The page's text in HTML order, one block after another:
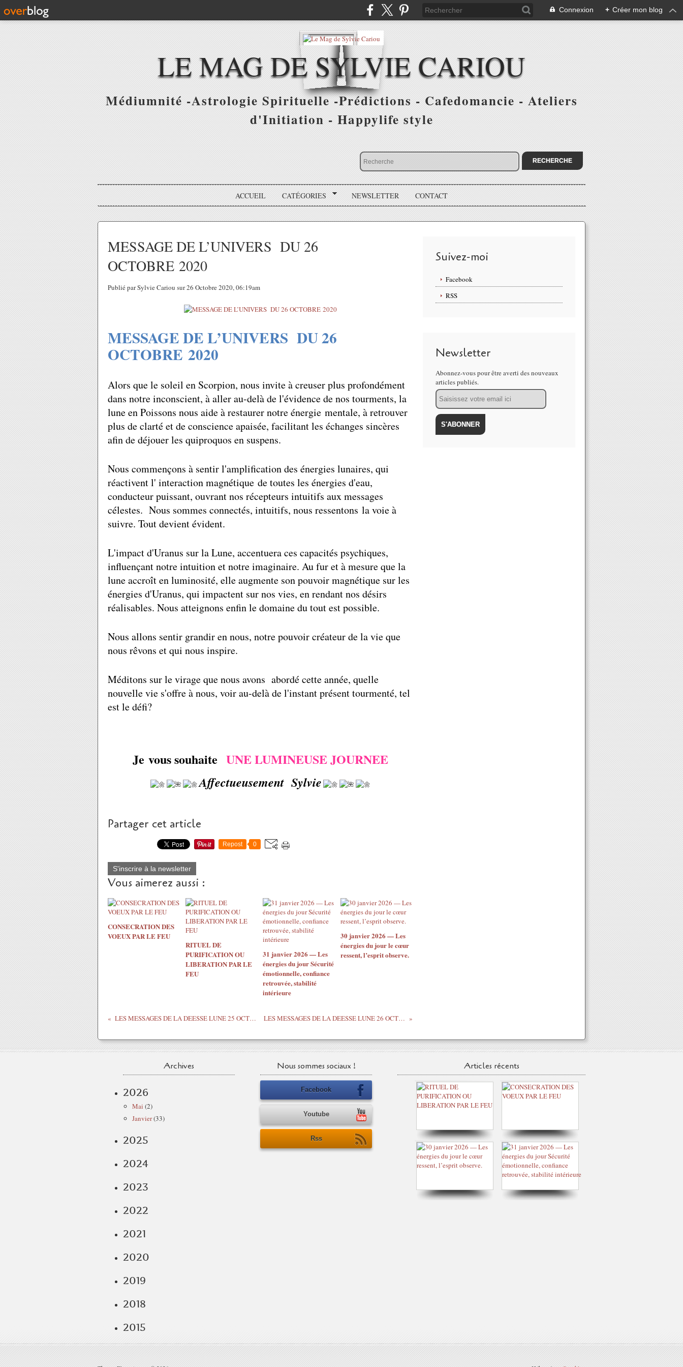
Connexion + Créer mon blog
LE MAG DE SYLVIE CARIOU
Médiumnité -Astrologie Spirituelle -Prédictions - Cafedomancie - Ateliers
d'Initiation - Happylife style
ACCUEIL CATÉGORIES NEWSLETTER CONTACT
MESSAGE DE L’UNIVERS DU 26
OCTOBRE 2020
Publié par Sylvie Cariou sur 26 Octobre 2020, 06:19am
MESSAGE DE L’UNIVERS DU 26
OCTOBRE 2020
Alors que le soleil en Scorpion, nous invite à creuser plus profondément
dans notre inconscient, à aller au-delà de l'évidence de nos tourments, la
lune en Poissons nous aide à restaurer notre énergie mentale, à retrouver
plus de clarté et de conscience apaisée, facilitant les échanges sincères
afin de déjouer les quiproquos en suspens.
Nous commençons à sentir l'amplification des énergies lunaires, qui
réactivent l' interaction magnétique de toutes les énergies d'eau,
conducteur puissant, ouvrant nos récepteurs intuitifs aux messages
célestes. Nous sommes connectés, intuitifs, nous ressentons la voie à
suivre. Tout devient évident.
L'impact d'Uranus sur la Lune, accentuera ces capacités psychiques,
influençant notre intuition et notre imaginaire. Au fur et à mesure que la
lune accroît en luminosité, elle augmente son pouvoir magnétique sur les
énergies d'Uranus, qui impactent sur nos vies, en rendant nos désirs
réalisables. Nous atteignons enfin le domaine du tout est possible.
Nous allons sentir grandir en nous, notre pouvoir créateur de la vie que
nous rêvons et qui nous inspire.
Méditons sur le virage que nous avons abordé cette année, quelle
nouvelle vie s'offre à nous, voir au-delà de l'instant présent tourmenté, tel
est le défi?
Je vous souhaite UNE LUMINEUSE JOURNEE
Affectueusement Sylvie
Partager cet article
Repost 0
S'inscrire à la newsletter
Vous aimerez aussi :
CONSECRATION DES
VOEUX PAR LE FEU
RITUEL DE
PURIFICATION OU
LIBERATION PAR LE
FEU
31 janvier 2026 — Les
énergies du jour Sécurité
émotionnelle, confiance
retrouvée, stabilité
intérieure
30 janvier 2026 — Les
énergies du jour le cœur
ressent, l’esprit observe.
LES MESSAGES DE LA DEESSE LUNE 25 OCTOBRE 2020 LES MESSAGES DE LA DEESSE LUNE 26 OCTOBRE 2020
Suivez-moi
Facebook
RSS
Newsletter
Abonnez-vous pour être averti des nouveaux
articles publiés.
Email
Archives
2026
Mai (2)
Janvier(33)
2025
2024
2023
2022
2021
2020
2019
2018
2015
Nous sommes sociaux !
Facebook
Youtube
Rss
Articles récents